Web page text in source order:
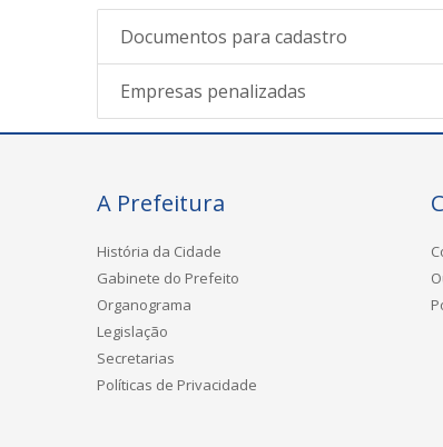
Documentos para cadastro
Empresas penalizadas
A Prefeitura
História da Cidade
Gabinete do Prefeito
Organograma
Legislação
Secretarias
Políticas de Privacidade